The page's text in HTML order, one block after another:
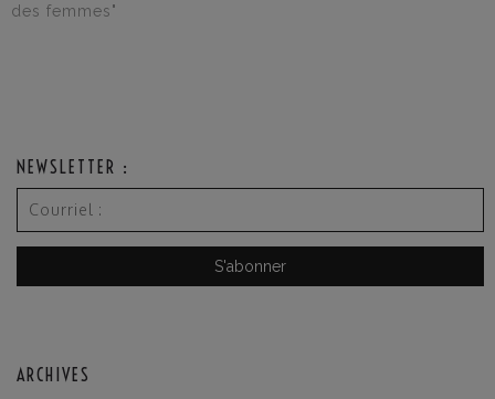
des femmes"
NEWSLETTER :
ARCHIVES